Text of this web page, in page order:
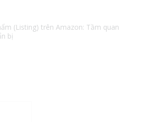
(Listing) trên Amazon: Tầm quan
bị